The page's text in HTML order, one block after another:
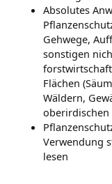
Absolutes
Gehwege,
sonstigen
Flächen
Wäldern,
oberirdischen
Verwendung
lesen